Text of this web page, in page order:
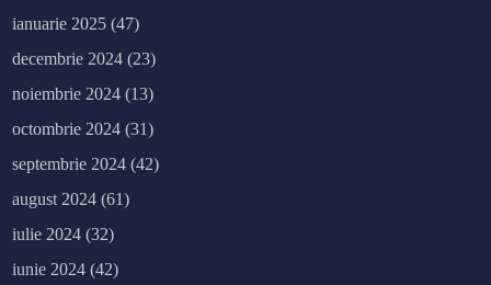
ianuarie 2025 (47)
decembrie 2024 (23)
noiembrie 2024 (13)
octombrie 2024 (31)
septembrie 2024 (42)
august 2024 (61)
iulie 2024 (32)
iunie 2024 (42)